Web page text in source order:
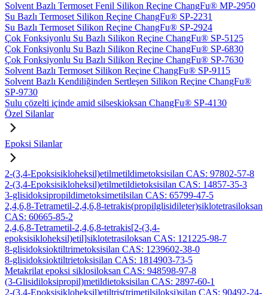
Solvent Bazlı Termoset Fenil Silikon Reçine ChangFu® MP-2950
Su Bazlı Termoset Silikon Reçine ChangFu® SP-2231
Su Bazlı Termoset Silikon Reçine ChangFu® SP-2924
Çok Fonksiyonlu Su Bazlı Silikon Reçine ChangFu® SP-5125
Çok Fonksiyonlu Su Bazlı Silikon Reçine ChangFu® SP-6830
Çok Fonksiyonlu Su Bazlı Silikon Reçine ChangFu® SP-7630
Solvent Bazlı Termoset Silikon Reçine ChangFu® SP-9115
Solvent Bazlı Kendiliğinden Sertleşen Silikon Reçine ChangFu®
SP-9730
Sulu çözelti içinde amid silseskioksan ChangFu® SP-4130
Özel Silanlar
Epoksi Silanlar
2-(3,4-Epoksisikloheksil)etilmetildimetoksisilan CAS: 97802-57-8
2-(3,4-Epoksisikloheksil)etilmetildietoksisilan CAS: 14857-35-3
3-glisidoksipropildimetoksimetilsilan CAS: 65799-47-5
2,4,6,8-Tetrametil-2,4,6,8-tetrakis(propilglisidileter)siklotetrasiloksan
CAS: 60665-85-2
2,4,6,8-Tetrametil-2,4,6,8-tetrakis[2-(3,4-
epoksisikloheksil)etil]siklotetrasiloksan CAS: 121225-98-7
8-glisidoksioktiltrimetoksisilan CAS: 1239602-38-0
8-glisidoksioktiltrietoksisilan CAS: 1814903-73-5
Metakrilat epoksi siklosiloksan CAS: 948598-97-8
(3-Glisidiloksipropil)metildietoksisilan CAS: 2897-60-1
2-(3,4-Epoksisikloheksil)etiltris(trimetilsiloksi)silan CAS: 90492-24-